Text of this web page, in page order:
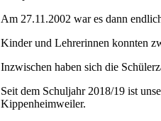
Am 27.11.2002 war es dann
Kinder und Lehrerinnen konnten
Inzwischen haben sich die
Seit dem Schuljahr 2018/19 ist
Kippenheimweiler.